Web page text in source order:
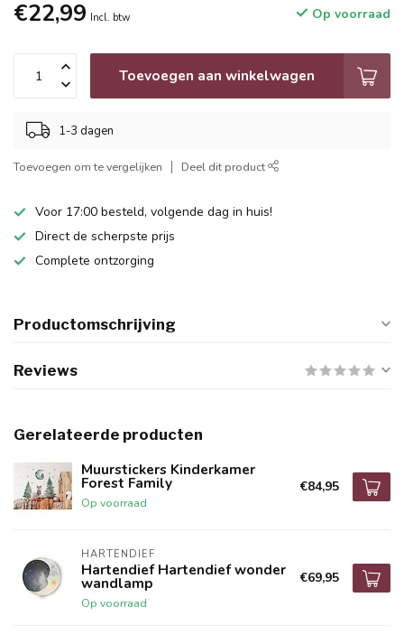
€22,99 Incl. btw Op voorraad
Toevoegen aan winkelwagen
1-3 dagen
Toevoegen om te vergelijken Deel dit product
Voor 17:00 besteld, volgende dag in huis!
Direct de scherpste prijs
Complete ontzorging
Productomschrijving
Reviews
Gerelateerde producten
Muurstickers Kinderkamer
Forest Family
Op voorraad
€84,95
HARTENDIEF
Hartendief Hartendief wonder
wandlamp
Op voorraad
€69,95